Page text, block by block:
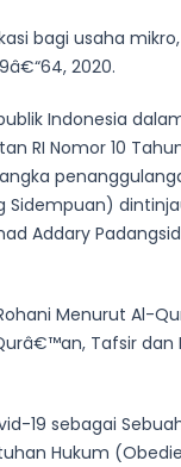
bagi usaha
2020.
Indonesia
RI Nomor 10
Sidempuan)
Addary
Menurut Al-
Tafsir dan
19 sebagai
Hukum